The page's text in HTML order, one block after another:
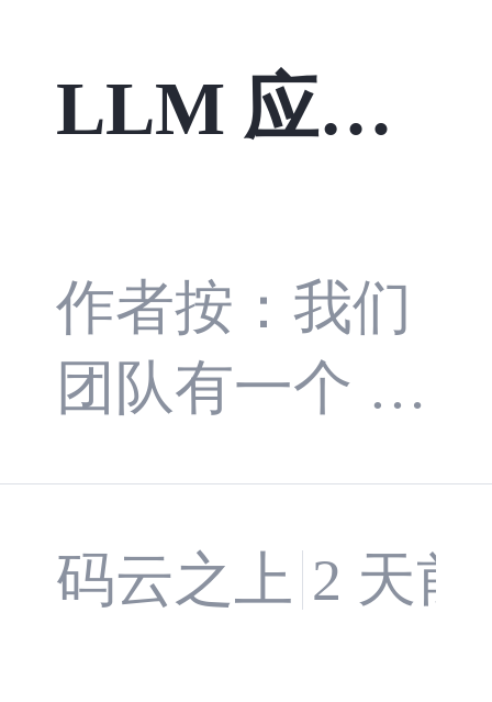
e settings、审
与可观测性为
例，说明 Harn
ess Engineering
如何把“模型
能做什么”变
LLM 应用
工程实践：
解耦 Clien
t、Prompt
和 Tool Reg
作者按：我们
团队有一个 L
LM 应用上线
后跑了 3 个
月，等到要切
码云之上 2 天前